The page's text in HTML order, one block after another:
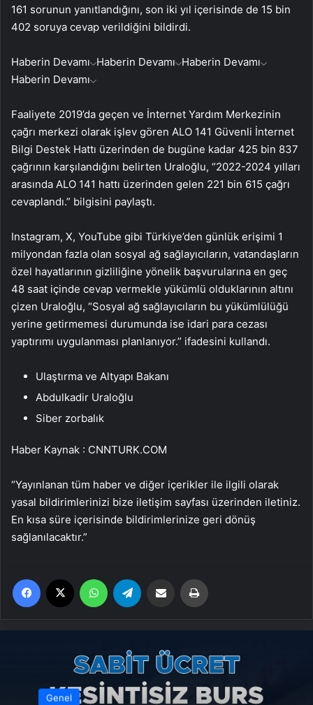
161 sorunun yanıtlandığını, son iki yıl içerisinde de 15 bin
402 soruya cevap verildiğini bildirdi.
Haberin Devamı Haberin Devamı Haberin Devamı
Haberin Devamı
Faaliyete 2019’da geçen ve İnternet Yardım Merkezinin
çağrı merkezi olarak işlev gören ALO 141 Güvenli İnternet
Bilgi Destek Hattı üzerinden de bugüne kadar 425 bin 837
çağrının karşılandığını belirten Uraloğlu, “2022-2024 yılları
arasında ALO 141 hattı üzerinden gelen 221 bin 615 çağrı
cevaplandı.” bilgisini paylaştı.
Instagram, X, YouTube gibi Türkiye’den günlük erişimi 1
milyondan fazla olan sosyal ağ sağlayıcıların, vatandaşların
özel hayatlarının gizliliğine yönelik başvurularına en geç
48 saat içinde cevap vermekle yükümlü olduklarının altını
çizen Uraloğlu, “Sosyal ağ sağlayıcıların bu yükümlülüğü
yerine getirmemesi durumunda ise idari para cezası
yaptırımı uygulanması planlanıyor.” ifadesini kullandı.
Ulaştırma ve Altyapı Bakanı
Abdulkadir Uraloğlu
Siber zorbalık
Haber Kaynak : CNNTURK.COM
“Yayınlanan tüm haber ve diğer içerikler ile ilgili olarak
yasal bildirimlerinizi bize iletişim sayfası üzerinden iletiniz.
En kısa süre içerisinde bildirimlerinize geri dönüş
sağlanılacaktır.”
Facebook WhatsApp Email'den paylaş
Genel